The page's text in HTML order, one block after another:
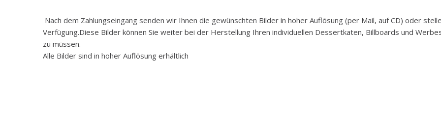
Nach dem Zahlungseingang senden wir Ihnen die gewünschten Bilder in hoher Auflösung (per Mail, auf CD) oder
Verfügung.Diese Bilder können Sie weiter bei der Herstellung Ihren individuellen Dessertkaten, Billboards und
zu müssen.
Alle Bilder sind in hoher Auflösung erhältlich